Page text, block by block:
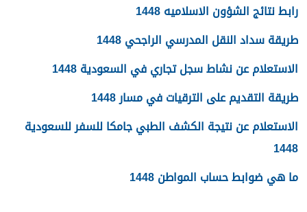
رابط نتائج الشؤون الاسلاميه 1448
طريقة سداد النقل المدرسي الراجحي 1448
الاستعلام عن نشاط سجل تجاري في السعودية 1448
طريقة التقديم على الترقيات في مسار 1448
الاستعلام عن نتيجة الكشف الطبي جامكا للسفر للسعودية
1448
ما هي ضوابط حساب المواطن 1448